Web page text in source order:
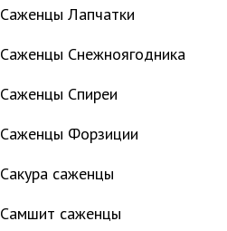
Саженцы Лапчатки
Саженцы Снежноягодника
Саженцы Спиреи
Саженцы Форзиции
Сакура саженцы
Самшит саженцы